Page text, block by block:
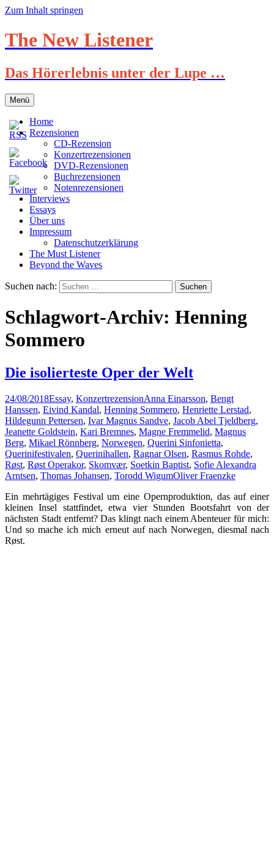
Zum Inhalt springen
The New Listener
Das Hörerlebnis unter der Lupe …
Menü
Home
Rezensionen
CD-Rezension
Konzertrezensionen
DVD-Rezensionen
Buchrezensionen
Notenrezensionen
Interviews
Essays
Über uns
Impressum
Datenschutzerklärung
The Must Listener
Beyond the Waves
Suchen nach:
Schlagwort-Archiv: Henning
Sommero
Die isolierteste Oper der Welt
24/08/2018Essay, KonzertrezensionAnna Einarsson, Bengt
Hanssen, Eivind Kandal, Henning Sommero, Henriette Lerstad,
Hildegunn Pettersen, Ivar Magnus Sandve, Jacob Abel Tjeldberg,
Jeanette Goldstein, Kari Bremnes, Magne Fremmelid, Magnus
Berg, Mikael Rönnberg, Norwegen, Querini Sinfonietta,
Querinifestivalen, Querinihallen, Ragnar Olsen, Rasmus Rohde,
Røst, Røst Operakor, Skomvær, Soetkin Baptist, Sofie Alexandra
Arntsen, Thomas Johansen, Torodd WigumOliver Fraenzke
Ein mehrtägiges Festival um eine Opernproduktion, das auf einer
kleinen Insel stattfindet, etwa vier Stunden Bootsfahrt von der
nächsten Stadt entfernt? Das klingt nach einem Abenteuer für mich:
Und so mache ich mich erneut auf nach Norwegen, diesmal nach
Røst.